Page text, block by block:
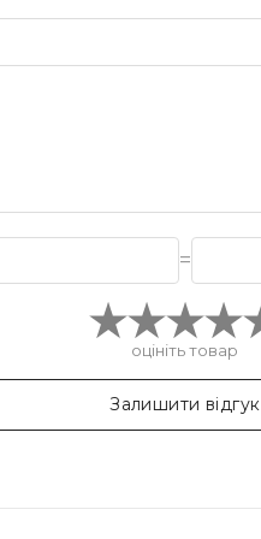
=
оцініть товар
Залишити відгук